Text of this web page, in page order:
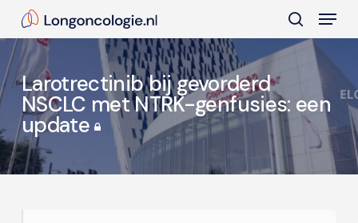
main
content
search
Menu
Larotrectinib bij gevorderd
NSCLC met NTRK-genfusies: een
update
Close
Menu